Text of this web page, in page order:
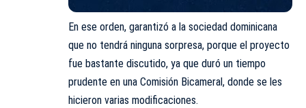
En ese orden, garantizó a la sociedad dominicana
que no tendrá ninguna sorpresa, porque el proyecto
fue bastante discutido, ya que duró un tiempo
prudente en una Comisión Bicameral, donde se les
hicieron varias modificaciones.